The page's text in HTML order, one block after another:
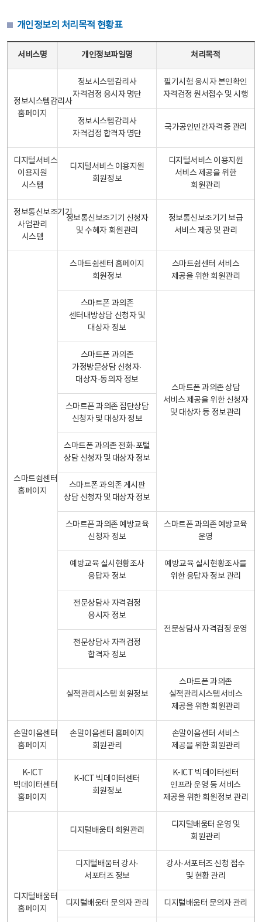
개인정보의 처리목적 현황표
서비스명 개인정보파일명 처리목적
정보시스템감리사
홈페이지
정보시스템감리사
자격검정 응시자 명단
필기시험 응시자 본인확인
자격검정 원서접수 및 시행
정보시스템감리사
자격검정 합격자 명단
국가공인민간자격증 관리
디지털서비스
이용지원
시스템
디지털서비스 이용지원
회원정보
디지털서비스 이용지원
서비스 제공을 위한
회원관리
정보통신보조기기
사업관리
시스템
정보통신보조기기 신청자
및 수혜자 회원관리
정보통신보조기기 보급
서비스 제공 및 관리
스마트쉼센터
홈페이지
스마트쉼센터 홈페이지
회원정보
스마트쉼센터 서비스
제공을 위한 회원관리
스마트폰 과의존
센터내방상담 신청자 및
대상자 정보
스마트폰 과의존 상담
서비스 제공을 위한 신청자
및 대상자 등 정보관리
스마트폰 과의존
가정방문상담 신청자·
대상자·동의자 정보
스마트폰 과의존 집단상담
신청자 및 대상자 정보
스마트폰 과의존 전화·포털
상담 신청자 및 대상자 정보
스마트폰 과의존 게시판
상담 신청자 및 대상자 정보
스마트폰 과의존 예방교육
신청자 정보
스마트폰 과의존 예방교육
운영
예방교육 실시현황조사
응답자 정보
예방교육 실시현황조사를
위한 응답자 정보 관리
전문상담사 자격검정
응시자 정보
전문상담사 자격검정 운영
전문상담사 자격검정
합격자 정보
실적관리시스템 회원정보
스마트폰 과의존
실적관리시스템서비스
제공을 위한 회원관리
손말이음센터
홈페이지
손말이음센터 홈페이지
회원관리
손말이음센터 서비스
제공을 위한 회원관리
K-ICT
빅데이터센터
홈페이지
K-ICT 빅데이터센터
회원정보
K-ICT 빅데이터센터
인프라 운영 등 서비스
제공을 위한 회원정보 관리
디지털배움터
홈페이지
디지털배움터 회원관리
디지털배움터 운영 및
회원관리
디지털배움터 강사·
서포터즈 정보
강사·서포터즈 신청 접수
및 현황 관리
디지털배움터 문의자 관리 디지털배움터 문의자 관리